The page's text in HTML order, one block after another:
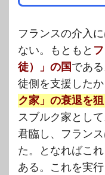
フランスの介入
ない。もともと
徒）」の国であ
徒側を支援した
ク家」の衰退を
スブルク家とし
君臨し、フラン
た。となればこ
ある。これを実